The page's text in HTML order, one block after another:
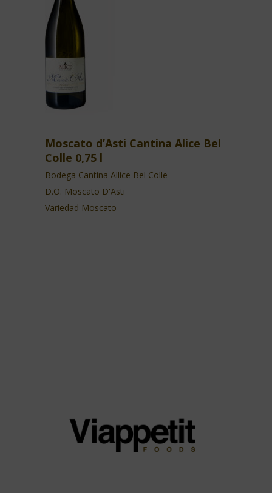
Moscato d’Asti Cantina Alice Bel
Colle 0,75 l
Bodega Cantina Allice Bel Colle
D.O. Moscato D'Asti
Variedad Moscato